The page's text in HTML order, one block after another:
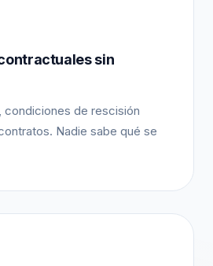
sin
condiciones de rescisión
Nadie sabe qué se